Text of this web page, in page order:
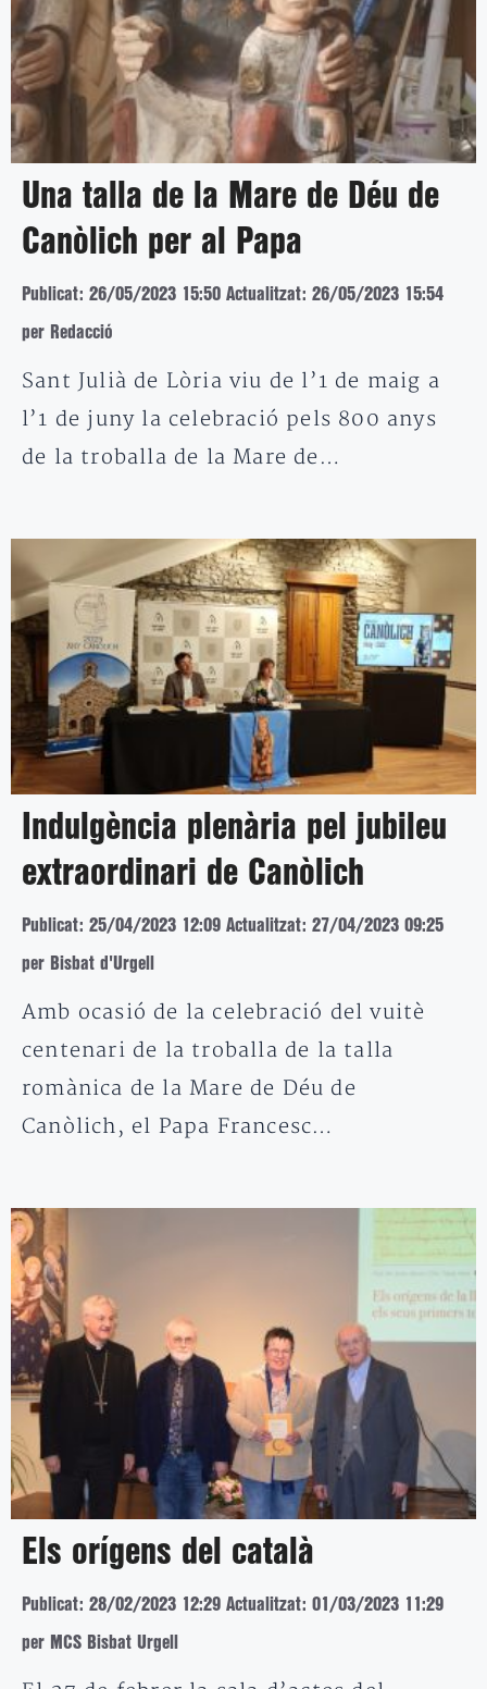
Una talla de la Mare de Déu de
Canòlich per al Papa
Publicat: 26/05/2023 15:50 Actualitzat: 26/05/2023 15:54
per Redacció
Sant Julià de Lòria viu de l’1 de maig a
l’1 de juny la celebració pels 800 anys
de la troballa de la Mare de…
Indulgència plenària pel jubileu
extraordinari de Canòlich
Publicat: 25/04/2023 12:09 Actualitzat: 27/04/2023 09:25
per Bisbat d'Urgell
Amb ocasió de la celebració del vuitè
centenari de la troballa de la talla
romànica de la Mare de Déu de
Canòlich, el Papa Francesc…
Els orígens del català
Publicat: 28/02/2023 12:29 Actualitzat: 01/03/2023 11:29
per MCS Bisbat Urgell